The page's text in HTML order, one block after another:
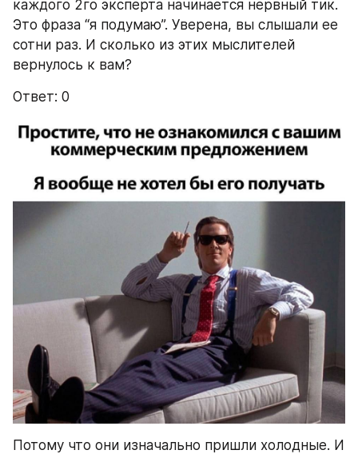
каждого 2го эксперта начинается нервный тик.
Это фраза “я подумаю”. Уверена, вы слышали ее
сотни раз. И сколько из этих мыслителей
вернулось к вам?
Ответ: 0
Потому что они изначально пришли холодные. И